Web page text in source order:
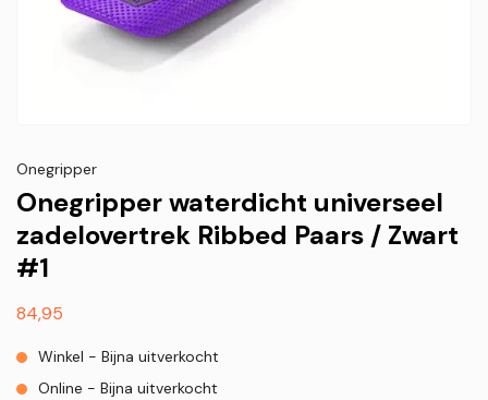
Onegripper
Onegripper waterdicht universeel
zadelovertrek Ribbed Paars / Zwart
#1
Normale
84,95
Winkel - Bijna uitverkocht
Online - Bijna uitverkocht